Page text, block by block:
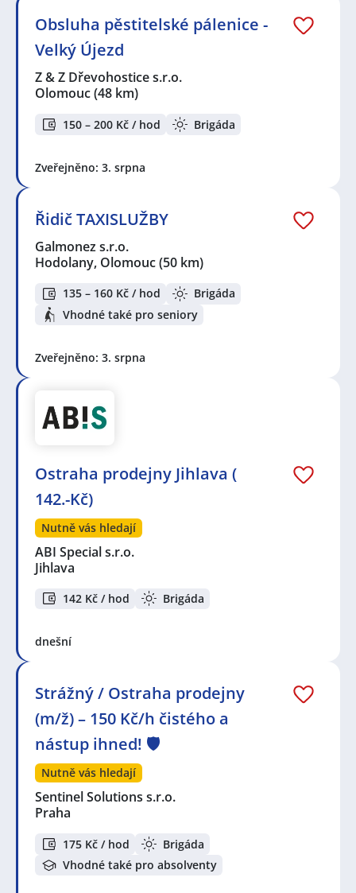
Obsluha pěstitelské pálenice -
Velký Újezd
Z & Z Dřevohostice s.r.o.
Olomouc(48 km)
150 – 200 Kč / hod Brigáda
Zveřejněno: 3. srpna
Řidič TAXISLUŽBY
Galmonez s.r.o.
Hodolany, Olomouc(50 km)
135 – 160 Kč / hod
Brigáda
Vhodné také pro seniory
Zveřejněno: 3. srpna
Ostraha prodejny Jihlava (
142.-Kč)
Nutně vás hledají
ABI Special s.r.o.
Jihlava
142 Kč / hod Brigáda
dnešní
Strážný / Ostraha prodejny
(m/ž) – 150 Kč/h čistého a
nástup ihned! 🛡️
Nutně vás hledají
Sentinel Solutions s.r.o.
Praha
175 Kč / hod
Brigáda
Vhodné také pro absolventy